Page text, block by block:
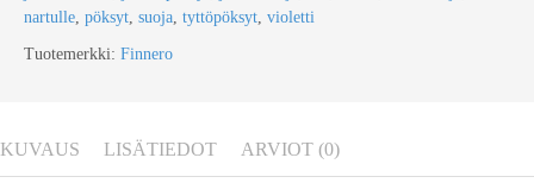
nartulle, pöksyt, suoja, tyttöpöksyt, violetti
Tuotemerkki: Finnero
KUVAUS LISÄTIEDOT ARVIOT (0)